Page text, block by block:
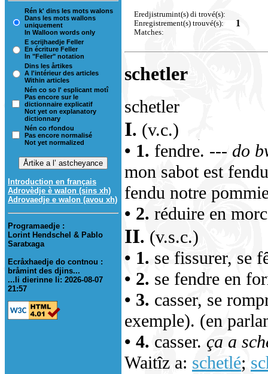
Rén k' dins les mots walons
Dans les mots wallons
uniquement
In Walloon words only
E scrijhaedje Feller
En écriture Feller
In "Feller" notation
Dins les årtikes
A l'intérieur des articles
Within articles
Nén co so l' esplicant motî
Pas encore sur le
dictionnaire explicatif
Not yet on explanatory
dictionnary
Nén co rfondou
Pas encore normalisé
Not yet normalized
Introduction en français
Adrovèdje è walon (sins xh)
Adrovaedje e walon (avou xh)
Programaedje :
Lorint Hendschel & Pablo
Saratxaga
Ecråxhaedje do contnou :
bråmint des djins...
...li dierinne li: 2026-08-07
21:57
Eredjistrumint(s) di trové(s):
Enregistrement(s) trouvé(s):
Matches:
1
schetler
schetler
I. (v.c.)
• 1. fendre. --- do
mon sabot est
fendu notre
• 2. réduire en
II. (v.s.c.)
• 1. se fissurer, se
• 2. se fendre en
• 3. casser, se
exemple). (en
• 4. casser. ça a
Waitîz a: schetlé;